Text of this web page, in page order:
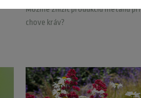
Môžme znížiť produkciu metánu pri
chove kráv?